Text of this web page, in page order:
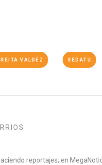
VALDÉZ SEDATU
reportajes; en